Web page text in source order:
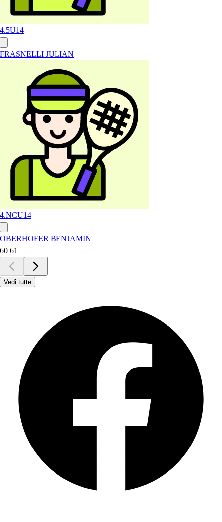
4.5U14
FRASNELLI JULIAN
4.NCU14
OBERHOFER BENJAMIN
60 61
Vedi tutte